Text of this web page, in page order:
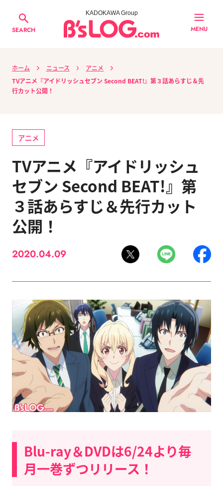
SEARCH
KADOKAWA Group
MENU
ホーム ニュース
アニメ
TVアニメ『アイドリッシュセブン Second BEAT!』第３話あらすじ＆先
行カット公開！
アニメ
TVアニメ『アイドリッシュ
セブン Second BEAT!』第
３話あらすじ＆先行カット
公開！
2020.04.09
Blu-ray＆DVDは6/24より毎
月一巻ずつリリース！